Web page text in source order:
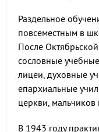
Раздельное
повсеместным в
После
сословные
лицеи, духовные
епархиальные
церкви, мальчиков
В 1943 году